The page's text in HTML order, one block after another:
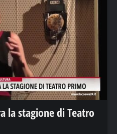
la stagione di Teatro